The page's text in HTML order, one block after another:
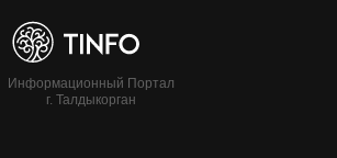
Информационный Портал
г. Талдыкорган